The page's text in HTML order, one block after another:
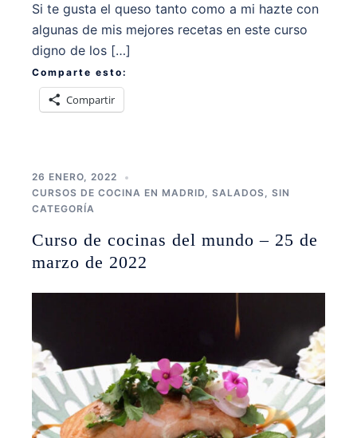
Si te gusta el queso tanto como a mi hazte con
algunas de mis mejores recetas en este curso
digno de los […]
Comparte esto:
Compartir
26 ENERO, 2022
CURSOS DE COCINA EN MADRID, SALADOS, SIN
CATEGORÍA
Curso de cocinas del mundo – 25 de
marzo de 2022